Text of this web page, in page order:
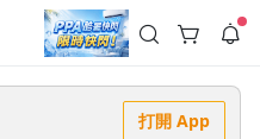
元優惠券！
打開 App
--:--